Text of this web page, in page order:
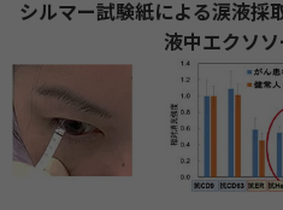
シルマー試験紙による涙液採
液中エクソ